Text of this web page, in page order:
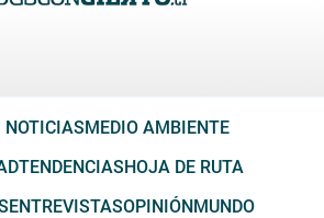
NOTICIASMEDIO AMBIENTE
TENDENCIASHOJA DE RUTA
ENTREVISTASOPINIÓNMUNDO